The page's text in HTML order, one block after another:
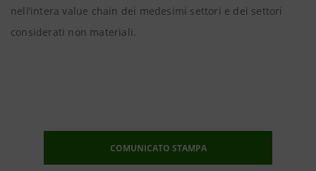
nell’intera value chain dei medesimi settori e dei settori
considerati non materiali.
COMUNICATO STAMPA